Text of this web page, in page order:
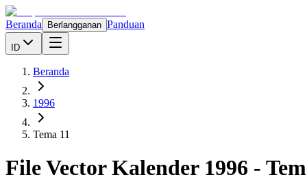
Beranda Berlangganan Panduan
ID
Beranda
1996
Tema 11
File Vector Kalender 1996 -